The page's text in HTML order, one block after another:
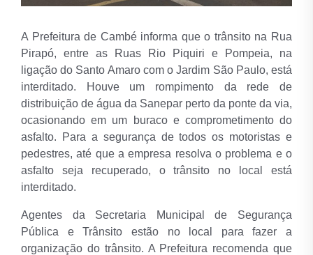
A Prefeitura de Cambé informa que o trânsito na Rua
Pirapó, entre as Ruas Rio Piquiri e Pompeia, na
ligação do Santo Amaro com o Jardim São Paulo, está
interditado. Houve um rompimento da rede de
distribuição de água da Sanepar perto da ponte da via,
ocasionando em um buraco e comprometimento do
asfalto. Para a segurança de todos os motoristas e
pedestres, até que a empresa resolva o problema e o
asfalto seja recuperado, o trânsito no local está
interditado.
Agentes da Secretaria Municipal de Segurança
Pública e Trânsito estão no local para fazer a
organização do trânsito. A Prefeitura recomenda que